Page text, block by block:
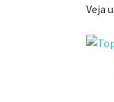
Veja